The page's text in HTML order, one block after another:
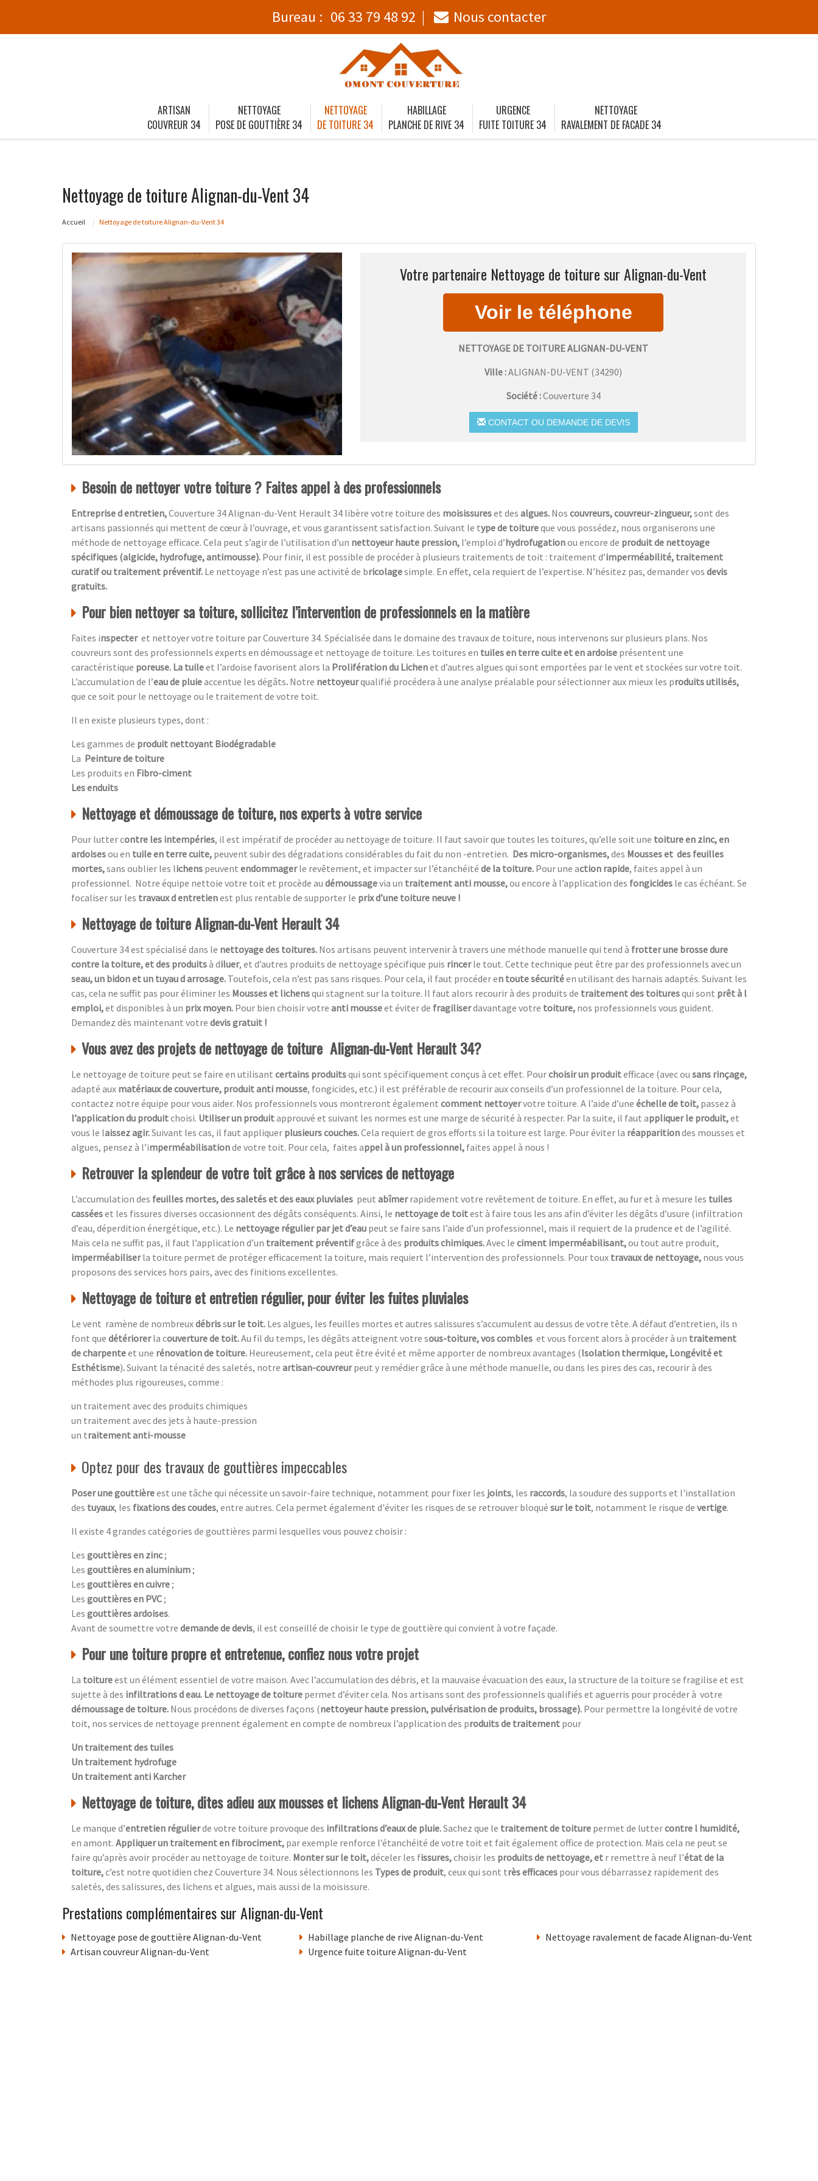
Bureau : 06 33 79 48 92 Nous contacter
ARTISAN
COUVREUR 34
NETTOYAGE
POSE DE GOUTTIÈRE 34
NETTOYAGE
DE TOITURE 34
HABILLAGE
PLANCHE DE RIVE 34
URGENCE
FUITE TOITURE 34
NETTOYAGE
RAVALEMENT DE FACADE 34
Nettoyage de toiture Alignan-du-Vent 34
Accueil Nettoyage de toiture Alignan-du-Vent 34
Votre partenaire Nettoyage de toiture sur Alignan-du-Vent
NETTOYAGE DE TOITURE ALIGNAN-DU-VENT
Ville :ALIGNAN-DU-VENT (34290)
Société :Couverture 34
CONTACT OU DEMANDE DE DEVIS
Besoin de nettoyer votre toiture ? Faites appel à des professionnels
Entreprise d entretien,Couverture 34 Alignan-du-Vent Herault 34 libère votre toiture des moisissureset des algues. Nos couvreurs, couvreur-zingueur,sont des
artisans passionnés qui mettent de cœur à l’ouvrage, et vous garantissent satisfaction. Suivant le type de toitureque vous possédez, nous organiserons une
méthode de nettoyage efficace. Cela peut s’agir de l’utilisation d’un nettoyeur haute pression, l’emploi d’hydrofugationou encore de produit de nettoyage
spécifiques (algicide, hydrofuge, antimousse). Pour finir, il est possible de procéder à plusieurs traitements de toit : traitement d’imperméabilité, traitement
curatif ou traitement préventif. Le nettoyage n’est pas une activité de bricolagesimple. En effet, cela requiert de l’expertise. N’hésitez pas, demander vos devis
gratuits.
Pour bien nettoyer sa toiture, sollicitez l’intervention de professionnels en la matière
Faites inspecter et nettoyer votre toiture parCouverture 34. Spécialisée dans le domaine des travaux de toiture, nous intervenons sur plusieurs plans. Nos
couvreurs sont des professionnels experts en démoussage et nettoyage de toiture. Les toitures en tuiles en terre cuite et en ardoise présentent une
caractéristique poreuse. La tuileet l’ardoise favorisent alors la Prolifération du Lichenet d’autres algues qui sont emportées par le vent et stockées sur votre toit.
L’accumulation de l’eau de pluieaccentue les dégâts. Notre nettoyeurqualifié procédera à une analyse préalable pour sélectionner aux mieux les produits utilisés,
que ce soit pour le nettoyage ou le traitement de votre toit.
Il en existe plusieurs types, dont :
Les gammes de produit nettoyant Biodégradable
La Peinture de toiture
Les produits en Fibro-ciment
Les enduits
Nettoyage et démoussage de toiture, nos experts à votre service
Pour lutter contre les intempéries, il est impératif de procéder au nettoyage de toiture. Il faut savoir que toutes les toitures, qu’elle soit une toiture en zinc, en
ardoisesou en tuile en terre cuite, peuvent subir des dégradations considérables du fait du non -entretien. Des micro-organismes,des Mousses et des feuilles
mortes,sans oublier les lichens peuvent endommagerle revêtement, et impacter sur l’étanchéité de la toiture. Pour une action rapide, faites appel à un
professionnel. Notre équipe nettoie votre toit et procède au démoussagevia un traitement anti mousse,ou encore à l’application des fongicides le cas échéant. Se
focaliser sur les travaux d entretienest plus rentable de supporter le prix d’une toiture neuve !
Nettoyage de toiture Alignan-du-Vent Herault 34
Couverture 34 est spécialisé dans le nettoyage des toitures. Nos artisans peuvent intervenir à travers une méthode manuelle qui tend à frotter une brosse dure
contre la toiture, et des produitsà diluer, et d’autres produits de nettoyage spécifique puis rincerle tout. Cette technique peut être par des professionnels avec un
seau, un bidon et un tuyau d arrosage. Toutefois, cela n’est pas sans risques. Pour cela, il faut procéder en toute sécuritéen utilisant des harnais adaptés. Suivant les
cas, cela ne suffit pas pour éliminer les Mousses et lichensqui stagnent sur la toiture. Il faut alors recourir à des produits de traitement des toituresqui sont prêt à l
emploi,et disponibles à un prix moyen. Pour bien choisir votre anti mousseet éviter de fragiliserdavantage votre toiture, nos professionnels vous guident.
Demandez dès maintenant votre devis gratuit !
Vous avez des projets de nettoyage de toiture Alignan-du-Vent Herault 34?
Le nettoyage de toiture peut se faire en utilisant certains produitsqui sont spécifiquement conçus à cet effet. Pourchoisir un produitefficace (avec ou sans rinçage,
adapté aux matériaux de couverture, produit anti mousse, fongicides, etc.) il est préférable de recourir aux conseils d’un professionnel de la toiture. Pour cela,
contactez notre équipe pour vous aider. Nos professionnels vous montreront également comment nettoyervotre toiture. A l’aide d’une échelle de toit, passez à
l’application du produitchoisi. Utiliser un produitapprouvé et suivant les normes est une marge de sécurité à respecter. Par la suite, il faut appliquer le produit,et
vous le laissez agir.Suivant les cas, il faut appliquer plusieurs couches.Cela requiert de gros efforts si la toiture est large. Pour éviter la réapparitiondes mousses et
algues, pensez à l’imperméabilisationde votre toit. Pour cela, faites appel à un professionnel, faites appel à nous !
Retrouver la splendeur de votre toit grâce à nos services de nettoyage
L’accumulation des feuilles mortes, des saletés et des eaux pluviales peut abîmerrapidement votre revêtement de toiture. En effet, au fur et à mesure les tuiles
casséeset les fissures diverses occasionnent des dégâts conséquents. Ainsi, le nettoyage de toitest à faire tous les ans afin d’éviter les dégâts d’usure (infiltration
d’eau, déperdition énergétique, etc.). Le nettoyage régulier par jet d’eau peut se faire sans l’aide d’un professionnel, mais il requiert de la prudence et de l’agilité.
Mais cela ne suffit pas, il faut l’application d’un traitement préventifgrâce à des produits chimiques.Avec le ciment imperméabilisant,ou tout autre produit,
imperméabiliserla toiture permet de protéger efficacement la toiture, mais requiert l’intervention des professionnels. Pour toux travaux de nettoyage, nous vous
proposons des services hors pairs, avec des finitions excellentes.
Nettoyage de toiture et entretien régulier, pour éviter les fuites pluviales
Le vent ramène de nombreuxdébrissur le toit. Les algues, les feuilles mortes et autres salissures s’accumulent au dessus de votre tête. A défaut d’entretien, ils n
font que détériorerla couverture de toit.Au fil du temps, les dégâts atteignent votre sous-toiture, vos combles et vous forcent alors à procéder à un traitement
de charpenteet une rénovation de toiture. Heureusement, cela peut être évité et même apporter de nombreux avantages (Isolation thermique, Longévité et
Esthétisme).Suivant la ténacité des saletés, notre artisan-couvreurpeut y remédier grâce à une méthode manuelle, ou dans les pires des cas, recourir à des
méthodes plus rigoureuses, comme :
un traitement avec des produits chimiques
un traitement avec des jets à haute-pression
un traitement anti-mousse
Optez pour des travaux de gouttières impeccables
Poser une gouttièreest une tâche qui nécessite un savoir-faire technique, notamment pour fixer les joints, les raccords, la soudure des supports et l'installation
des tuyaux, les fixations des coudes, entre autres. Cela permet également d'éviter les risques de se retrouver bloqué sur le toit, notamment le risque de vertige.
Il existe 4 grandes catégories de gouttières parmi lesquelles vous pouvez choisir :
Les gouttières en zinc;
Les gouttières en aluminium ;
Les gouttières en cuivre ;
Les gouttières en PVC ;
Les gouttières ardoises.
Avant de soumettre votre demande de devis, il est conseillé de choisir le type de gouttière qui convient à votre façade.
Pour une toiture propre et entretenue, confiez nous votre projet
La toitureest un élément essentiel de votre maison. Avec l’accumulation des débris, et la mauvaise évacuation des eaux, la structure de la toiture se fragilise et est
sujette à des infiltrations d eau. Le nettoyage de toiture permet d’éviter cela. Nos artisans sont des professionnels qualifiés et aguerris pour procéder à votre
démoussage de toiture. Nous procédons de diverses façons (nettoyeur haute pression, pulvérisation de produits, brossage). Pour permettre la longévité de votre
toit, nos services de nettoyage prennent également en compte de nombreux l’application des produits de traitement pour
Un traitement des tuiles
Un traitement hydrofuge
Un traitement anti Karcher
Nettoyage de toiture, dites adieu aux mousses et lichens Alignan-du-Vent Herault 34
Le manque d’entretien régulierde votre toiture provoque des infiltrations d’eaux de pluie.Sachez que le traitement de toiture permet de luttercontre l humidité,
en amont. Appliquer un traitement en fibrociment, par exemple renforce l’étanchéité de votre toit et fait également office de protection. Mais cela ne peut se
faire qu’après avoir procéder au nettoyage de toiture. Monter sur le toit,déceler les fissures,choisir les produits de nettoyage, et r remettre à neuf l’état de la
toiture,c’est notre quotidien chez Couverture 34. Nous sélectionnons les Types de produit, ceux qui sont très efficaces pour vous débarrassez rapidement des
saletés, des salissures, des lichens et algues, mais aussi de la moisissure.
Prestations complémentaires sur Alignan-du-Vent
Nettoyage pose de gouttière Alignan-du-Vent
Artisan couvreur Alignan-du-Vent
Habillage planche de rive Alignan-du-Vent
Urgence fuite toiture Alignan-du-Vent
Nettoyage ravalement de facade Alignan-du-Vent